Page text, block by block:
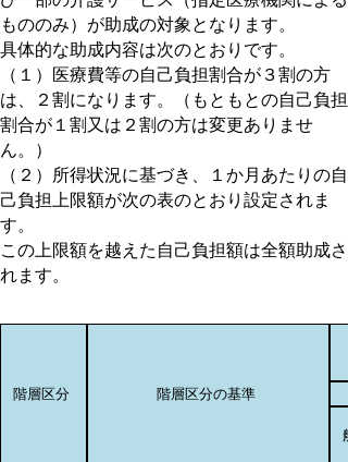
もののみ）が助成の対象となります。
具体的な助成内容は次のとおりです。
（１）医療費等の自己負担割合が３割の方
は、２割になります。（もともとの自己負担
割合が１割又は２割の方は変更ありませ
ん。）
（２）所得状況に基づき、１か月あたりの自
己負担上限額が次の表のとおり設定されま
す。
この上限額を越えた自己負担額は全額助成さ
れます。
階層区分
階層区分の基準